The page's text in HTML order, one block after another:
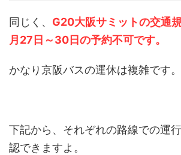
同じく、 G20大阪サミットの交通
月27日～30日の予約不可です。
かなり京阪バスの運休は複雑です。
下記から、それぞれの路線での運
認できますよ。